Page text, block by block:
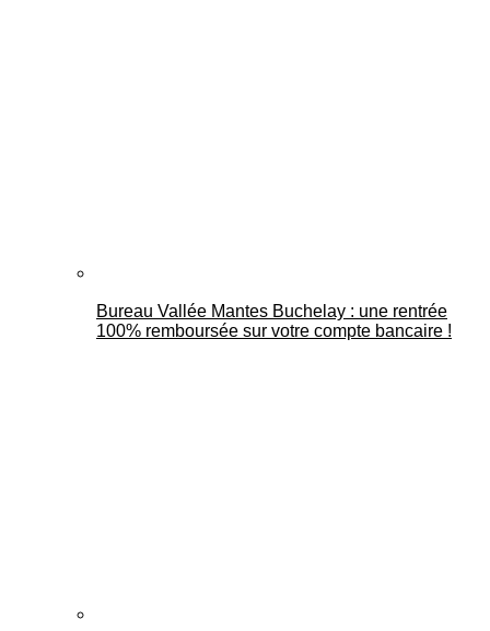
Bureau Vallée Mantes Buchelay : une rentrée
100% remboursée sur votre compte bancaire !